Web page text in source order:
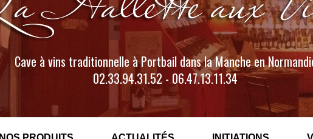
Cave à vins traditionnelle à Portbail dans la Manche en
02.33.94.31.52 - 06.47.13.11.34